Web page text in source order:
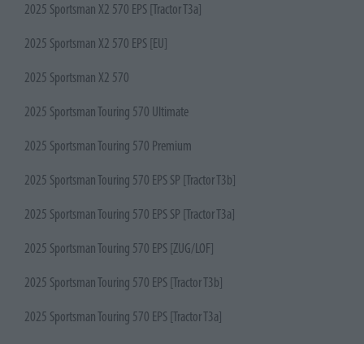
2025 Sportsman X2 570 EPS [Tractor T3a]
2025 Sportsman X2 570 EPS [EU]
2025 Sportsman X2 570
2025 Sportsman Touring 570 Ultimate
2025 Sportsman Touring 570 Premium
2025 Sportsman Touring 570 EPS SP [Tractor T3b]
2025 Sportsman Touring 570 EPS SP [Tractor T3a]
2025 Sportsman Touring 570 EPS [ZUG/LOF]
2025 Sportsman Touring 570 EPS [Tractor T3b]
2025 Sportsman Touring 570 EPS [Tractor T3a]